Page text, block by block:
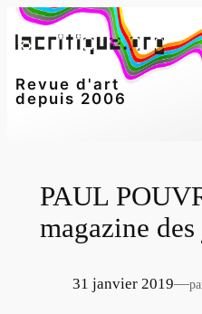
Aller
au
Revue d'art
depuis 2006
PAUL
magazine
31 janvier 2019—